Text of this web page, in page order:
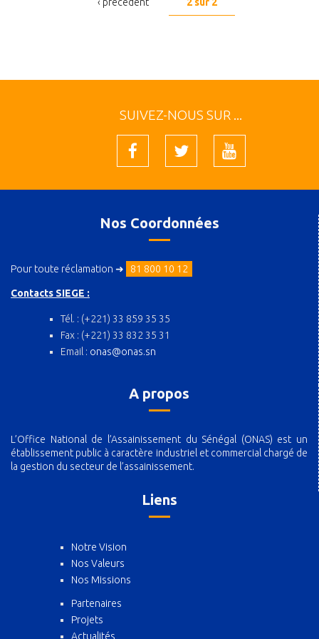
SUIVEZ-NOUS SUR ...
Nos Coordonnées
Pour toute réclamation ➜ 81 800 10 12
Contacts SIEGE :
Tél. : (+221) 33 859 35 35
Fax : (+221) 33 832 35 31
Email : onas@onas.sn
A propos
L’Office National de l’Assainissement du Sénégal (ONAS) est un
établissement public à caractère industriel et commercial chargé de
la gestion du secteur de l’assainissement.
Liens
Notre Vision
Nos Valeurs
Nos Missions
Partenaires
Projets
Actualités